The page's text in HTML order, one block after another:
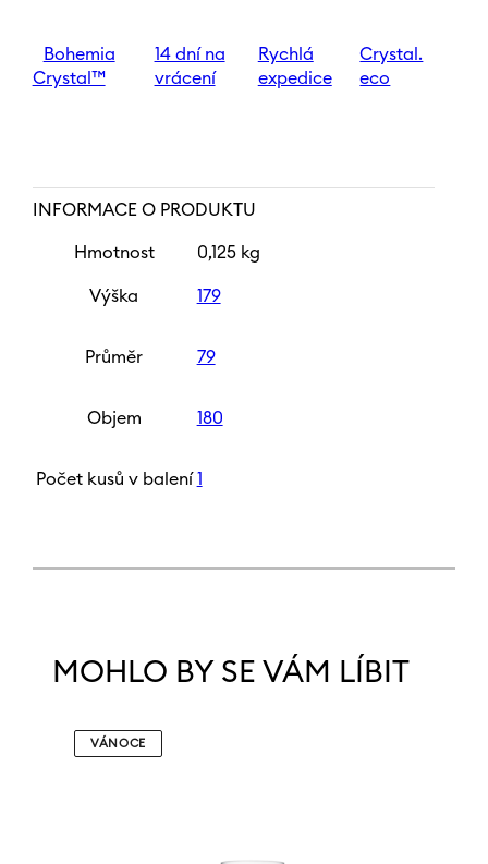
Bohemia
Crystal™
14 dní na
vrácení
Rychlá
expedice
Crystal.
eco
INFORMACE O PRODUKTU
Hmotnost 0,125 kg
Výška 179
Průměr 79
Objem 180
Počet kusů v balení 1
MOHLO BY SE VÁM LÍBIT
VÁNOCE